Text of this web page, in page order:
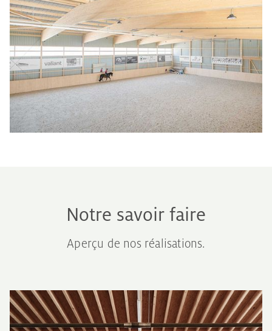
Notre savoir faire
Aperçu de nos réalisations.